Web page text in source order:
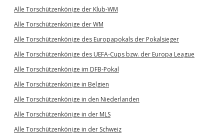
Alle Torschützenkönige der Klub-WM
Alle Torschützenkönige der WM
Alle Torschützenkönige des Europapokals der Pokalsieger
Alle Torschützenkönige des UEFA-Cups bzw. der Europa League
Alle Torschützenkönige im DFB-Pokal
Alle Torschützenkönige in Belgien
Alle Torschützenkönige in den Niederlanden
Alle Torschützenkönige in der MLS
Alle Torschützenkönige in der Schweiz